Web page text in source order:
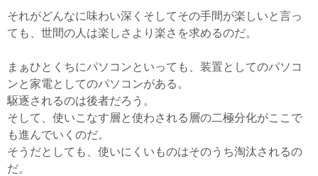
それがどんなに味わい深くそしてその手間が楽しいと言っ
ても、世間の人は楽しさより楽さを求めるのだ。
まぁひとくちにパソコンといっても、装置としてのパソコ
ンと家電としてのパソコンがある。
駆逐されるのは後者だろう。
そして、使いこなす層と使わされる層の二極分化がここで
も進んでいくのだ。
そうだとしても、使いにくいものはそのうち淘汰されるの
だ。